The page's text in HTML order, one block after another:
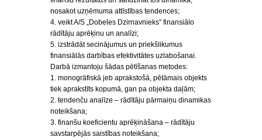
nosakot uzņēmuma attīstības tendences;
4. veikt A/S „Dobeles Dzirnavnieks” finansiālo
rādītāju aprēķinu un analīzi;
5. izstrādāt secinājumus un priekšlikumus
finansiālās darbības efektivitātes uzlabošanai.
Darbā izmantoju šādas pētīšanas metodes:
1. monogrāfiskā jeb aprakstošā, pētāmais objekts
tiek aprakstīts kopumā, gan pa objekta daļām;
2. tendenču analīze – rādītāju pārmaiņu dinamikas
noteikšana;
3. finanšu koeficientu aprēķināšana – rādītāju
savstarpējās saistības noteikšana;